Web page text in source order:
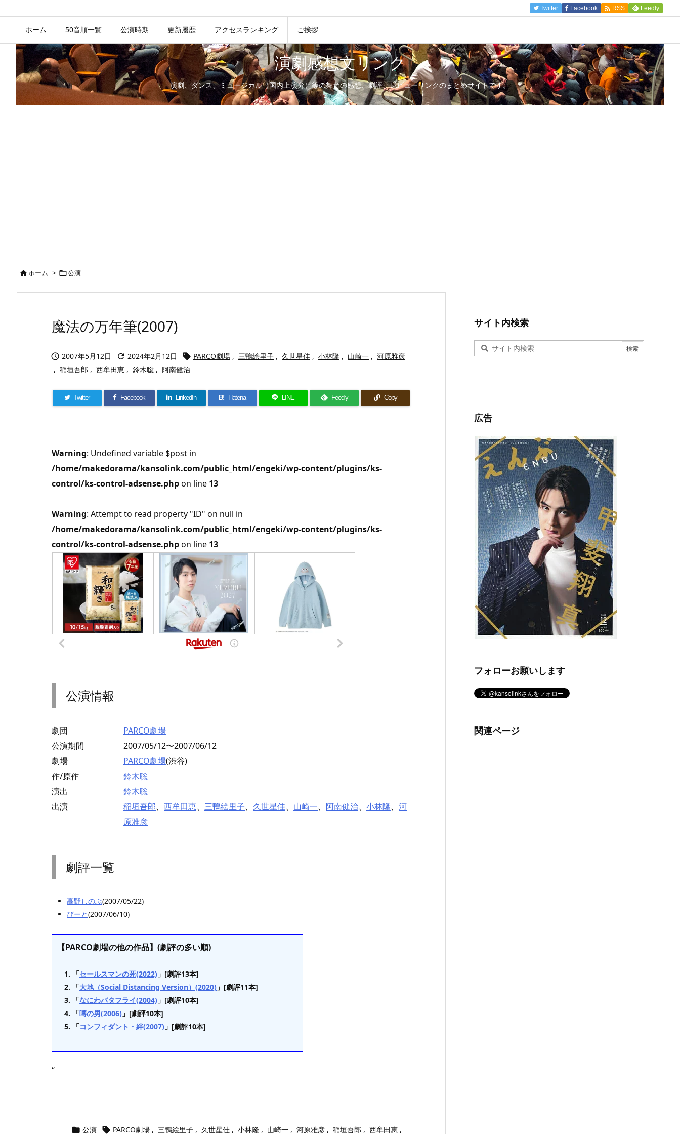
ホーム 50音順一覧 公演時期 更新履歴 アクセスランキング ご挨拶
Twitter Facebook  RSS Feedly
演劇感想文リンク
演劇、ダンス、ミュージカル（国内上演分）等の舞台の感想、劇評、レビューリンクのまとめサイトです。
ホーム > 公演
魔法の万年筆(2007)
 2007年5月12日  2024年2月12日  PARCO劇場 , 三鴨絵里子 , 久世星佳 , 小林隆 , 山崎一 , 河原雅彦
, 稲垣吾郎 , 西牟田恵 , 鈴木聡 , 阿南健治
Twitter Facebook LinkedIn B! Hatena LINE Feedly Copy
Warning: Undefined variable $post in
/home/makedorama/kansolink.com/public_html/engeki/wp-content/plugins/ks-
control/ks-control-adsense.phpon line 13
Warning: Attempt to read property "ID" on null in
/home/makedorama/kansolink.com/public_html/engeki/wp-content/plugins/ks-
control/ks-control-adsense.phpon line 13
公演情報
劇団
PARCO劇場
公演期間
2007/05/12〜2007/06/12
劇場
PARCO劇場(渋谷)
作/原作
鈴木聡
演出
鈴木聡
出演
稲垣吾郎、 西牟田恵、 三鴨絵里子、 久世星佳、 山崎一、 阿南健治、 小林隆、 河
原雅彦
劇評一覧
高野しのぶ(2007/05/22)
ぴーと(2007/06/10)
【PARCO劇場の他の作品】(劇評の多い順)
「セールスマンの死(2022) 」[劇評13本]
「大地（Social Distancing Version）(2020) 」[劇評11本]
「なにわバタフライ(2004) 」[劇評10本]
「噂の男(2006) 」[劇評10本]
「コンフィダント・絆(2007) 」[劇評10本]
“
 公演  PARCO劇場 , 三鴨絵里子 , 久世星佳 , 小林隆 , 山崎一 , 河原雅彦 , 稲垣吾郎 , 西牟田恵 ,
サイト内検索
広告
フォローお願いします
関連ページ